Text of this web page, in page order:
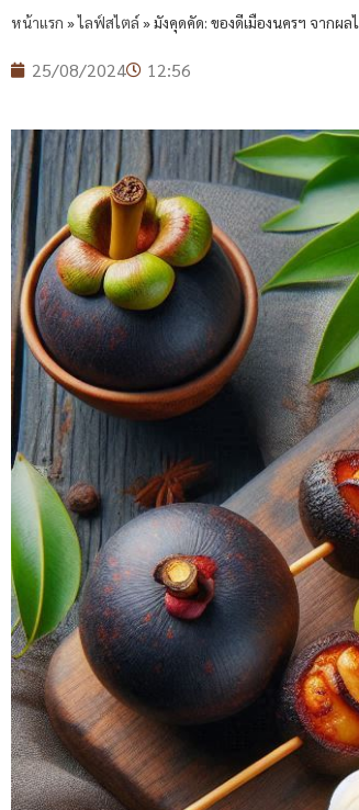
หน้าแรก »ไลฟ์สไตล์»มังคุดคัด: ของดีเมืองนครฯ จาก
25/08/2024 12:56